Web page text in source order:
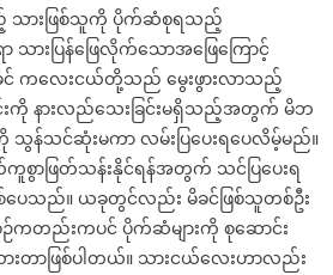
ားဖြစ်သူကို ပိုက်ဆံစုရသည့်
ားပြန်ဖြေလိုက်သောအဖြေကြောင့်
င် ကလေးငယ်တို့သည် မွေးဖွားလာသည့်
းကို နားလည်သေးခြင်းမရှိသည့်အတွက် မိဘ
န်သင်ဆုံးမကာ လမ်းပြပေးရပေလိမ့်မည်။
ာဖြတ်သန်းနိုင်ရန်အတွက် သင်ပြပေးရ
ပေသည်။ ယခုတွင်လည်း မိခင်ဖြစ်သူတစ်ဦး
ကတည်းကပင် ပိုက်ဆံများကို စုဆောင်း
းတာဖြစ်ပါတယ်။ သားငယ်လေးဟာလည်း